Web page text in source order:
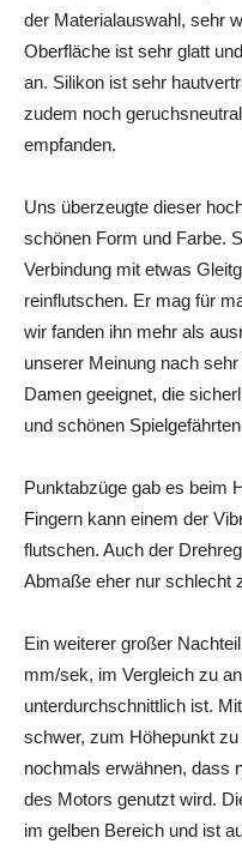
der Materialauswahl, sehr
Oberfläche ist sehr glatt
an. Silikon ist sehr
zudem noch
empfanden.
Uns überzeugte dieser
schönen Form und Farbe.
Verbindung mit etwas
reinflutschen. Er mag für
wir fanden ihn mehr als
unserer Meinung nach
Damen geeignet, die
und schönen
Punktabzüge gab es beim
Fingern kann einem der
flutschen. Auch der
Abmaße eher nur schlecht
Ein weiterer großer
mm/sek, im Vergleich zu
unterdurchschnittlich ist.
schwer, zum Höhepunkt
nochmals erwähnen, dass
des Motors genutzt wird.
im gelben Bereich und ist